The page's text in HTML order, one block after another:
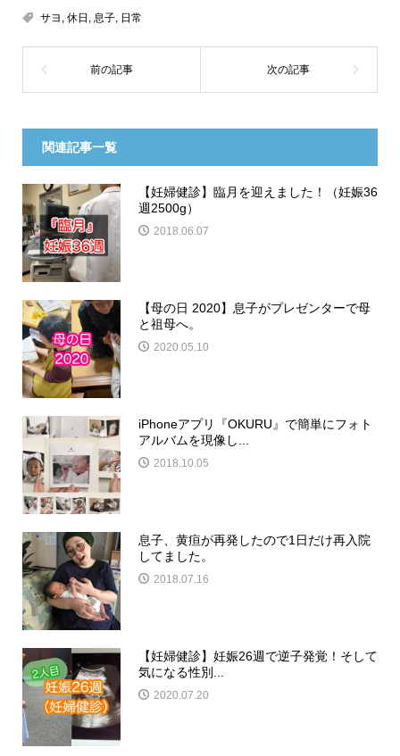
サヨ 休日 息子, 日常
関連記事一覧
【妊婦健診】臨月を迎えました！（妊娠36
週2500g）
2018.06.07
【母の日 2020】息子がプレゼンターで母
と祖母へ。
2020.05.10
iPhoneアプリ『OKURU』で簡単にフォト
アルバムを現像し...
2018.10.05
息子、黄疸が再発したので1日だけ再入院
してました。
2018.07.16
【妊婦健診】妊娠26週で逆子発覚！そして
気になる性別...
2020.07.20